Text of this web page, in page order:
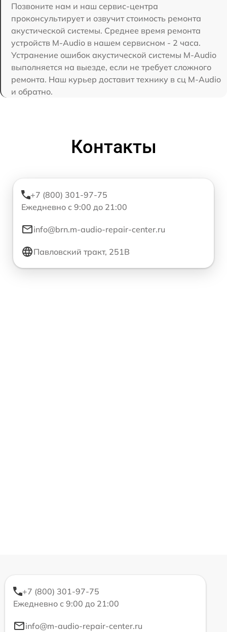
Позвоните нам и наш сервис-центра
проконсультирует и озвучит стоимость ремонта
акустической системы. Среднее время ремонта
устройств M-Audio в нашем сервисном - 2 часа.
Устранение ошибок акустической системы M-Audio
выполняется на выезде, если не требует сложного
ремонта. Наш курьер доставит технику в сц M-Audio
и обратно.
Контакты
+7 (800) 301-97-75
Ежедневно с 9:00 до 21:00
info@brn.m-audio-repair-center.ru
Павловский тракт, 251В
+7 (800) 301-97-75
Ежедневно с 9:00 до 21:00
info@m-audio-repair-center.ru